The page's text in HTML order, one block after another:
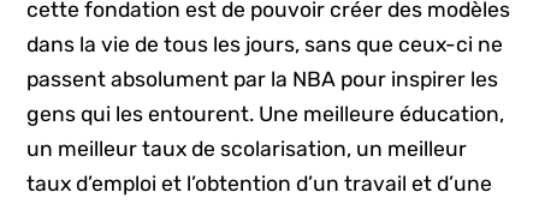
cette fondation est de pouvoir créer des modèles
dans la vie de tous les jours, sans que ceux-ci ne
passent absolument par la NBA pour inspirer les
gens qui les entourent. Une meilleure éducation,
un meilleur taux de scolarisation, un meilleur
taux d’emploi et l’obtention d’un travail et d’une